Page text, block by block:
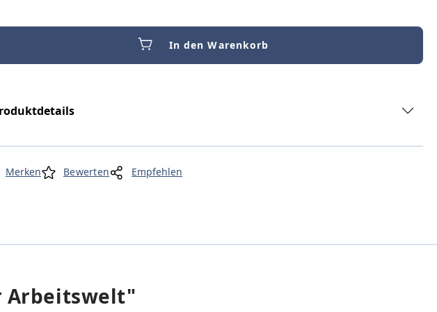
In den Warenkorb
Merken Bewerten Empfehlen
Arbeitswelt"